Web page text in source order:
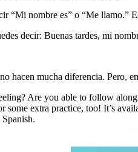
“Mi nombre es” o “Me llamo.”
decir: Buenas tardes, mi
hacen mucha diferencia. Pero,
Are you able to follow
some extra practice, too! It’s
Spanish.